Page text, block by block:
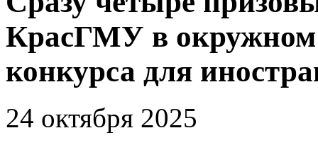
КрасГМУ в окружном
конкурса для
24 октября 2025